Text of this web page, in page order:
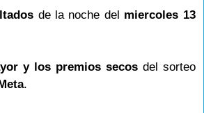
de la noche del miercoles 13
y los premios secosdel sorteo
.